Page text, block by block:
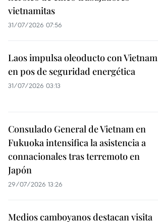
vietnamitas
31/07/2026 07:56
Laos impulsa oleoducto con Vietnam
en pos de seguridad energética
31/07/2026 03:13
Consulado General de Vietnam en
Fukuoka intensifica la asistencia a
connacionales tras terremoto en
Japón
29/07/2026 13:26
Medios camboyanos destacan visita